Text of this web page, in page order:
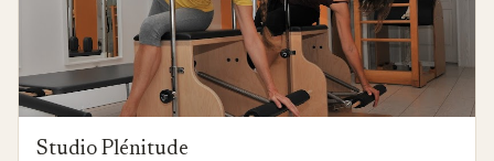
Studio Plénitude